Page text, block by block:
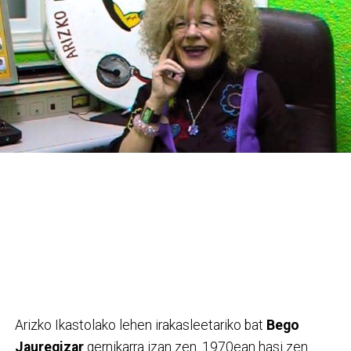
monte de Zestoa de la mano de Jokin Artetxe.
Arizko Ikastolako lehen irakasleetariko bat Bego
Jauregizargernikarra izan zen. 1970ean hasi zen